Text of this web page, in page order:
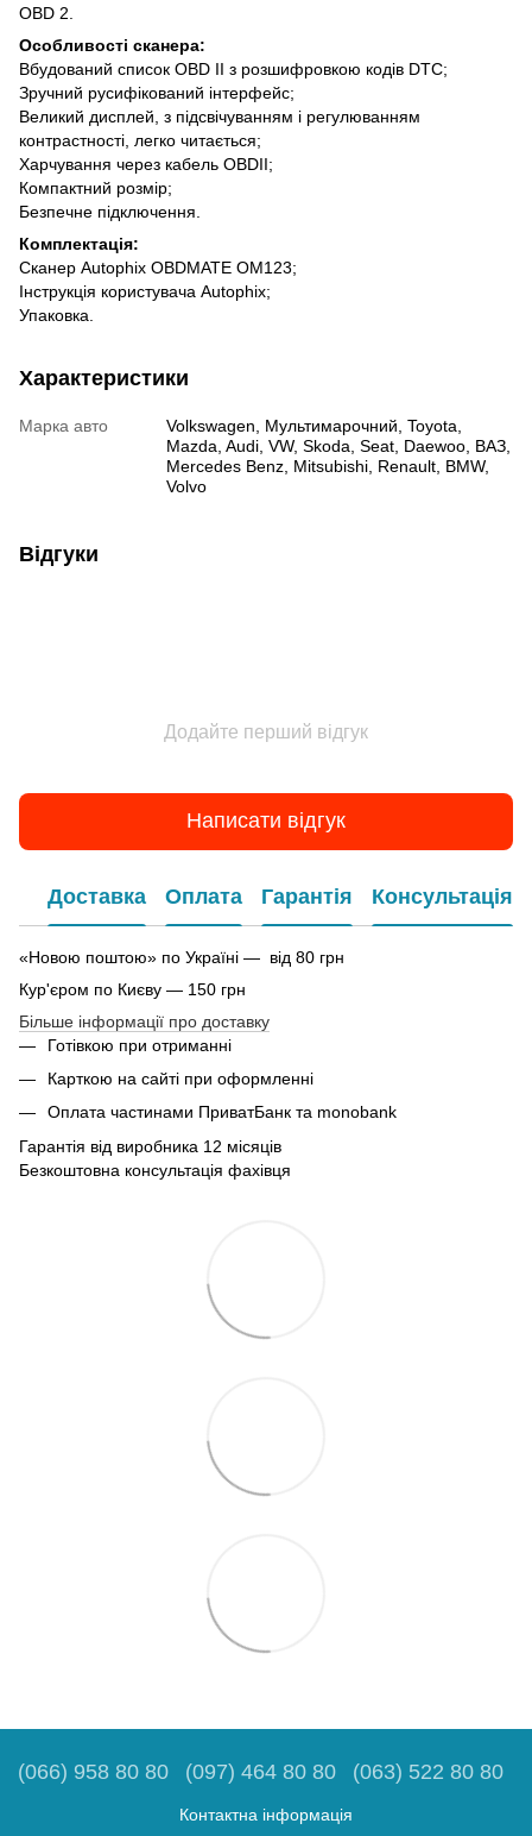
OBD 2.
Особливості сканера:
Вбудований список OBD II з розшифровкою кодів DTC;
Зручний русифікований інтерфейс;
Великий дисплей, з підсвічуванням і регулюванням
контрастності, легко читається;
Харчування через кабель OBDII;
Компактний розмір;
Безпечне підключення.
Комплектація:
Сканер Autophix OBDMATE OM123;
Інструкція користувача Autophix;
Упаковка.
Характеристики
Марка авто
Volkswagen, Мультимарочний, Toyota,
Mazda, Audi, VW, Skoda, Seat, Daewoo, ВАЗ,
Mercedes Benz, Mitsubishi, Renault, BMW,
Volvo
Відгуки
Додайте перший відгук
Написати відгук
Доставка Оплата Гарантія Консультація
«Новою поштою» по Україні — від 80 грн
Кур'єром по Києву — 150 грн
Більше інформації про доставку
Готівкою при отриманні
Карткою на сайті при оформленні
Оплата частинами ПриватБанк та monobank
Гарантія від виробника 12 місяців
Безкоштовна консультація фахівця
(066) 958 80 80 (097) 464 80 80 (063) 522 80 80
Контактна інформація